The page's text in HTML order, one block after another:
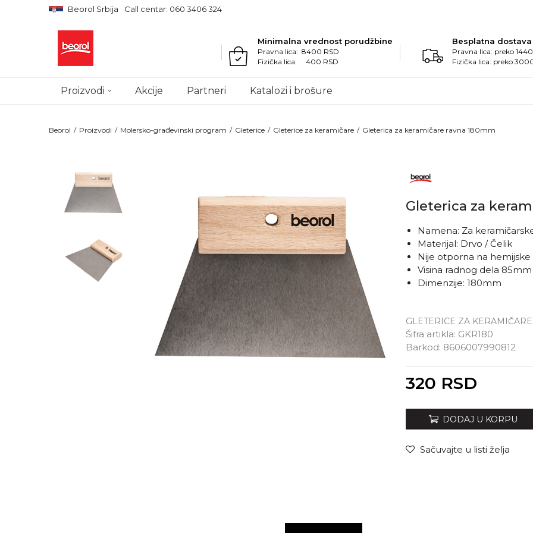
Beorol Srbija Call centar: 060 3406 324
Minimalna vrednost porudžbine
Pravna lica: 8400 RSD
Fizička lica: 400 RSD
Besplatna dostava
Pravna lica: preko
Fizička lica: preko
Proizvodi Akcije Partneri Katalozi i brošure
Beorol Proizvodi Molersko-građevinski program Gleterice Gleterice za keramičare Gleterica za keramičare ravna 180mm
Gleterica za
GLETERICE ZA KERAMIČARE
Šifra artikla: GKR180
Barkod: 8606007990812
Namena: Za
Materijal: Drvo / Čelik
Nije otporna na hemijske
Visina radnog dela 85mm
Dimenzije: 180mm
320 RSD
DODAJ U KORPU
Sačuvajte u listi želja